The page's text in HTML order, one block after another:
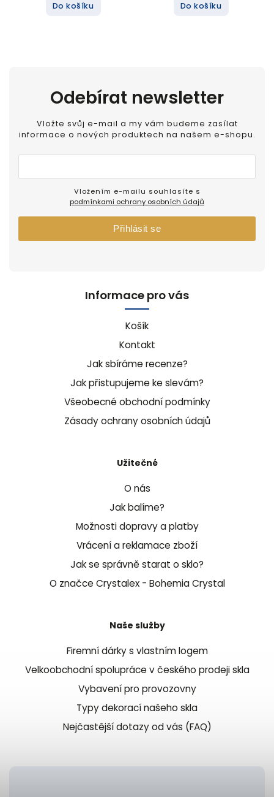
Do košíku Do košíku
Odebírat newsletter
Vložte svůj e-mail a my vám budeme zasílat
informace o nových produktech na našem e-shopu.
podmínkami ochrany osobních údajů
Přihlásit se
Informace pro vás
Košík
Kontakt
Jak sbíráme recenze?
Jak přistupujeme ke slevám?
Všeobecné obchodní podmínky
Zásady ochrany osobních údajů
Užitečné
O nás
Jak balíme?
Možnosti dopravy a platby
Vrácení a reklamace zboží
Jak se správně starat o sklo?
O značce Crystalex - Bohemia Crystal
Naše služby
Firemní dárky s vlastním logem
Velkoobchodní spolupráce v českého prodeji skla
Vybavení pro provozovny
Typy dekorací našeho skla
Nejčastější dotazy od vás (FAQ)